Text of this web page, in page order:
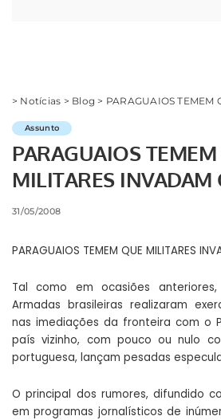
> Notícias > Blog > PARAGUAIOS TEMEM QUE
Assunto
PARAGUAIOS
MILITARES INVADAM
31/05/2008
PARAGUAIOS TEMEM QUE MILITARES
Tal como em ocasiões
Armadas brasileiras realizaram
nas imediações da fronteira com o
país vizinho, com pouco ou nulo
portuguesa, lançam pesadas
O principal dos rumores, difundido
em programas jornalísticos de